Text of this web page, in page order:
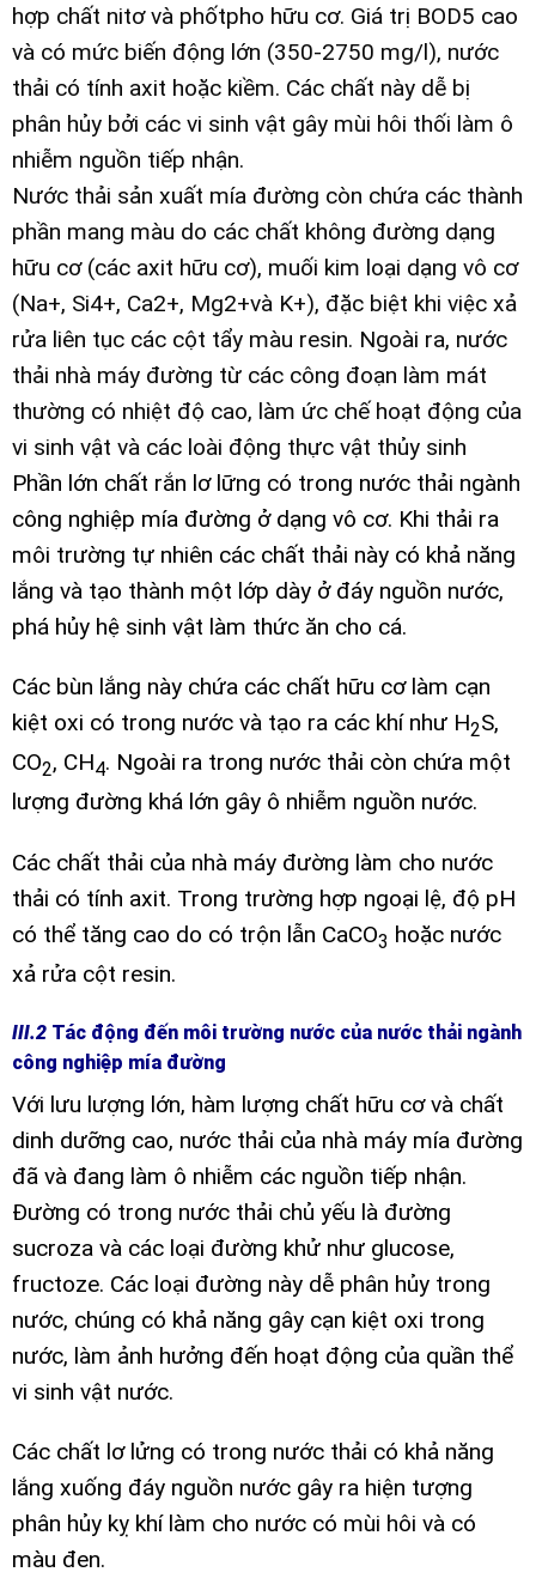
hợp chất nitơ và phốtpho hữu cơ. Giá trị BOD5 cao
và có mức biến động lớn (350-2750 mg/l), nước
thải có tính axit hoặc kiềm. Các chất này dễ bị
phân hủy bởi các vi sinh vật gây mùi hôi thối làm ô
nhiễm nguồn tiếp nhận.
Nước thải sản xuất mía đường còn chứa các thành
phần mang màu do các chất không đường dạng
hữu cơ (các axit hữu cơ), muối kim loại dạng vô cơ
(Na+, Si4+, Ca2+, Mg2+và K+), đặc biệt khi việc xả
rửa liên tục các cột tẩy màu resin. Ngoài ra, nước
thải nhà máy đường từ các công đoạn làm mát
thường có nhiệt độ cao, làm ức chế hoạt động của
vi sinh vật và các loài động thực vật thủy sinh
Phần lớn chất rắn lơ lững có trong nước thải ngành
công nghiệp mía đường ở dạng vô cơ. Khi thải ra
môi trường tự nhiên các chất thải này có khả năng
lắng và tạo thành một lớp dày ở đáy nguồn nước,
phá hủy hệ sinh vật làm thức ăn cho cá.
Các bùn lắng này chứa các chất hữu cơ làm cạn
kiệt oxi có trong nước và tạo ra các khí như H­2S,
CO2, CH4. Ngoài ra trong nước thải còn chứa một
lượng đường khá lớn gây ô nhiễm nguồn nước.
Các chất thải của nhà máy đường làm cho nước
thải có tính axit. Trong trường hợp ngoại lệ, độ pH
có thể tăng cao do có trộn lẫn CaCO3 hoặc nước
xả rửa cột resin.
III.2 Tác động đến môi trường nước của nước thải ngành
công nghiệp mía đường
Với lưu lượng lớn, hàm lượng chất hữu cơ và chất
dinh dưỡng cao, nước thải của nhà máy mía đường
đã và đang làm ô nhiễm các nguồn tiếp nhận.
Đường có trong nước thải chủ yếu là đường
sucroza và các loại đường khử như glucose,
fructoze. Các loại đường này dễ phân hủy trong
nước, chúng có khả năng gây cạn kiệt oxi trong
nước, làm ảnh hưởng đến hoạt động của quần thể
vi sinh vật nước.
Các chất lơ lửng có trong nước thải có khả năng
lắng xuống đáy nguồn nước gây ra hiện tượng
phân hủy kỵ khí làm cho nước có mùi hôi và có
màu đen.